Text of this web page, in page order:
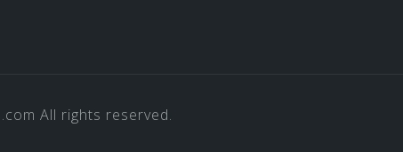
All rights reserved.